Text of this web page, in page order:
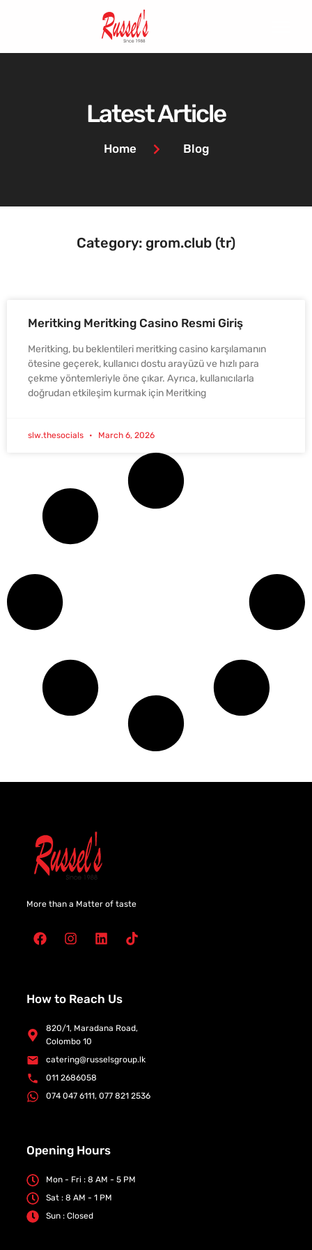
Latest Article
Home Blog
Category: grom.club (tr)
Meritking Meritking Casino Resmi Giriş
Meritking, bu beklentileri meritking casino karşılamanın
ötesine geçerek, kullanıcı dostu arayüzü ve hızlı para
çekme yöntemleriyle öne çıkar. Ayrıca, kullanıcılarla
doğrudan etkileşim kurmak için Meritking
slw.thesocials March 6, 2026
More than a Matter of taste
How to Reach Us
820/1, Maradana Road,
Colombo 10
catering@russelsgroup.lk
011 2686058
074 047 6111, 077 821 2536
Opening Hours
Mon - Fri : 8 AM - 5 PM
Sat : 8 AM - 1 PM
Sun : Closed